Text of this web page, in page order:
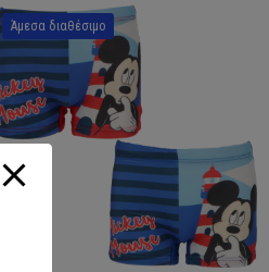
Άμεσα διαθέσιμο